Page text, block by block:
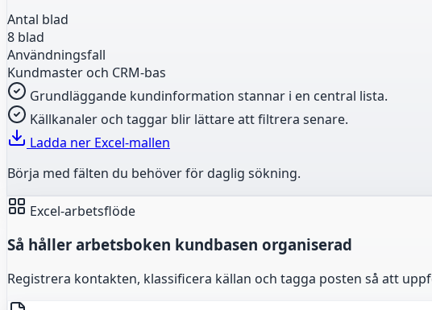
Antal blad
8 blad
Användningsfall
Kundmaster och CRM-bas
Grundläggande kundinformation stannar i en central lista.
Källkanaler och taggar blir lättare att filtrera senare.
Ladda ner Excel-mallen
Börja med fälten du behöver för daglig sökning.
Excel-arbetsflöde
Så håller arbetsboken kundbasen organiserad
Registrera kontakten, klassificera källan och tagga posten så att